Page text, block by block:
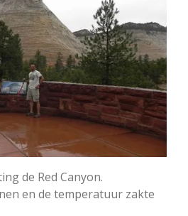
de Red Canyon.
en de temperatuur zakte